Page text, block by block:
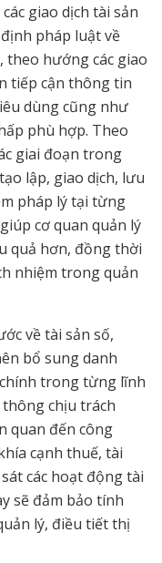
giao dịch tài sản
pháp luật về
theo hướng các giao
tiếp cận thông tin
dùng cũng như
phù hợp. Theo
giai đoạn trong
lập, giao dịch, lưu
pháp lý tại từng
cơ quan quản lý
quả hơn, đồng thời
nhiệm trong quản
về tài sản số,
bổ sung danh
trong từng lĩnh
chịu trách
quan đến công
cạnh thuế, tài
các hoạt động tài
sẽ đảm bảo tính
lý, điều tiết thị